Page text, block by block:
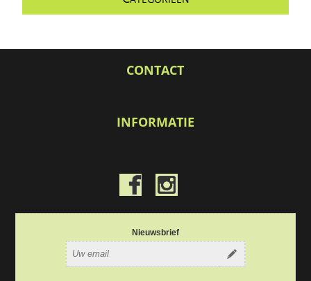
CONTACT
INFORMATIE
Nieuwsbrief